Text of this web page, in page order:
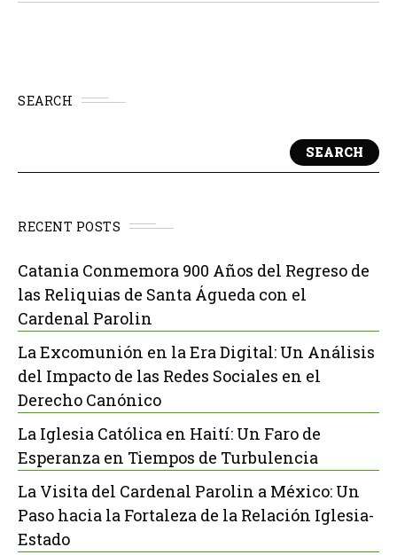
SEARCH
SEARCH
RECENT POSTS
Catania Conmemora 900 Años del Regreso de
las Reliquias de Santa Águeda con el
Cardenal Parolin
La Excomunión en la Era Digital: Un Análisis
del Impacto de las Redes Sociales en el
Derecho Canónico
La Iglesia Católica en Haití: Un Faro de
Esperanza en Tiempos de Turbulencia
La Visita del Cardenal Parolin a México: Un
Paso hacia la Fortaleza de la Relación Iglesia-
Estado